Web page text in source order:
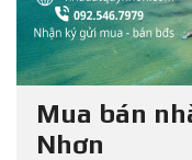
Mua bán
Nhơn